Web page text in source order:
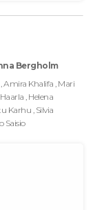
Bergholm
Amira Khalifa , Mari
, Helena
Karhu , Silvia
Saisio